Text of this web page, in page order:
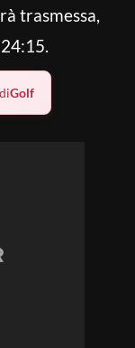
trasmessa,
Golf